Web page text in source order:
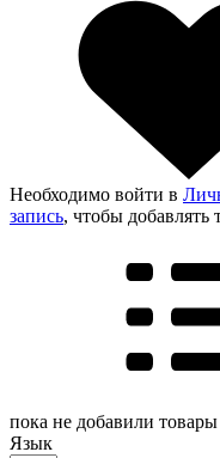
Необходимо войти в
запись, чтобы добавлять
пока не добавили
Язык